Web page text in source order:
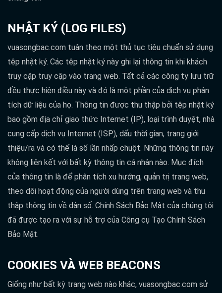
NHẬT KÝ (LOG FILES)
vuasongbac.com tuân theo một thủ tục tiêu chuẩn sử dụng
tệp nhật ký. Các tệp nhật ký này ghi lại thông tin khi khách
truy cập truy cập vào trang web. Tất cả các công ty lưu trữ
đều thực hiện điều này và đó là một phần của dịch vụ phân
tích dữ liệu của họ. Thông tin được thu thập bởi tệp nhật ký
bao gồm địa chỉ giao thức Internet (IP), loại trình duyệt, nhà
cung cấp dịch vụ Internet (ISP), dấu thời gian, trang giới
thiệu/ra và có thể là số lần nhấp chuột. Những thông tin này
không liên kết với bất kỳ thông tin cá nhân nào. Mục đích
của thông tin là để phân tích xu hướng, quản trị trang web,
theo dõi hoạt động của người dùng trên trang web và thu
thập thông tin về dân số. Chính Sách Bảo Mật của chúng tôi
đã được tạo ra với sự hỗ trợ của Công cụ Tạo Chính Sách
Bảo Mật.
COOKIES VÀ WEB BEACONS
Giống như bất kỳ trang web nào khác, vuasongbac.com sử